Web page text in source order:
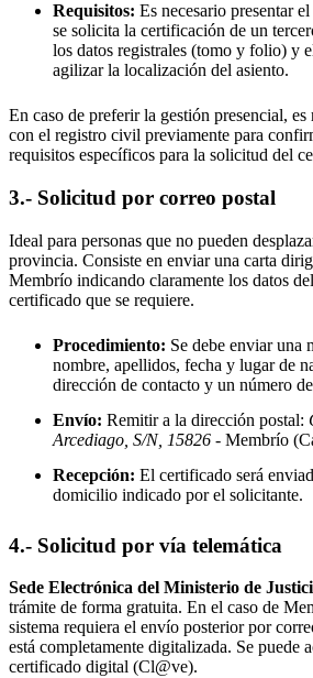
Requisitos: Es necesario presentar
se solicita la certificación de un
los datos registrales (tomo y folio) y
agilizar la localización del asiento.
En caso de preferir la gestión presencial,
con el registro civil previamente para
requisitos específicos para la solicitud del
3.- Solicitud por correo postal
Ideal para personas que no pueden
provincia. Consiste en enviar una carta
Membrío indicando claramente los datos
certificado que se requiere.
Procedimiento: Se debe enviar una
nombre, apellidos, fecha y lugar de
dirección de contacto y un número
Envío: Remitir a la dirección postal:
Arcediago, S/N, 15826 - Membrío
Recepción: El certificado será
domicilio indicado por el solicitante.
4.- Solicitud por vía telemática
Sede Electrónica del Ministerio de
trámite de forma gratuita. En el caso de
sistema requiera el envío posterior por
está completamente digitalizada. Se puede
certificado digital (Cl@ve).